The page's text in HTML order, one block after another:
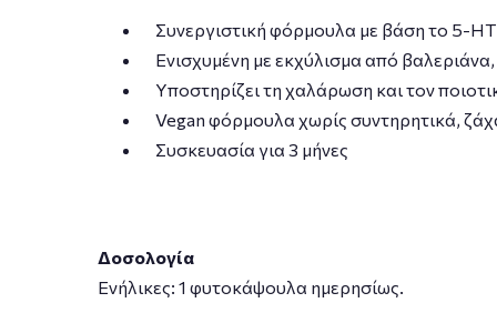
Συνεργιστική φόρμουλα με βάση το 5-
Ενισχυμένη με εκχύλισμα από βαλεριάνα,
Υποστηρίζει τη χαλάρωση και τον
Vegan φόρμουλα χωρίς συντηρητικά,
Συσκευασία για 3 μήνες
Δοσολογία
Ενήλικες: 1 φυτοκάψουλα ημερησίως.